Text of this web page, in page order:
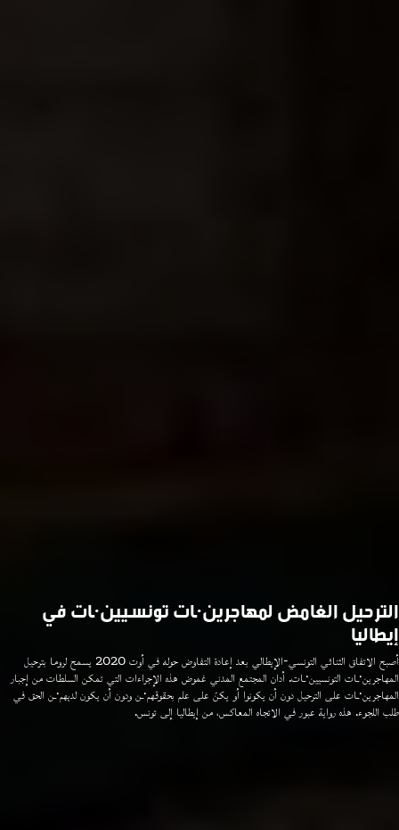
الترحيل الغامض لمهاجرين·ـات تونسيين·ـات في
إيطاليا
أصبح الاتفاق الثنائي التونسي-الإيطالي بعد إعادة التفاوض حوله في أوت 2020 يسمح لروما بترحيل
المهاجرين·ـات التونسيين·ـات. أدان المجتمع المدني غموض هذه الإجراءات التي تمكن السلطات من إجبار
المهاجرين·ـات على الترحيل دون أن يكونوا أو يكنّ على علم بحقوقهم·ـن ودون أن يكون لديهم·ـن الحق في
طلب اللجوء. هذه رواية عبور في الاتجاه المعاكس، من إيطاليا إلى تونس.